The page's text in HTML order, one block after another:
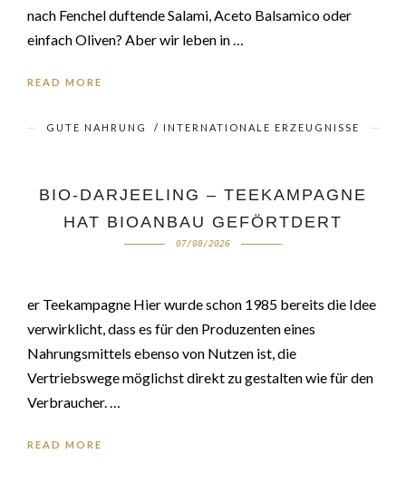
nach Fenchel duftende Salami, Aceto Balsamico oder
einfach Oliven? Aber wir leben in …
READ MORE
GUTE NAHRUNG / INTERNATIONALE ERZEUGNISSE
BIO-DARJEELING – TEEKAMPAGNE
HAT BIOANBAU GEFÖRTDERT
07/08/2026
er Teekampagne Hier wurde schon 1985 bereits die Idee
verwirklicht, dass es für den Produzenten eines
Nahrungsmittels ebenso von Nutzen ist, die
Vertriebswege möglichst direkt zu gestalten wie für den
Verbraucher. …
READ MORE